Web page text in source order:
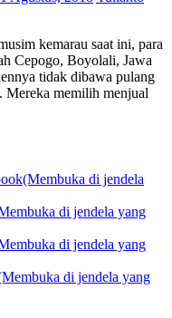
kemarau saat ini, para
Cepogo, Boyolali, Jawa
tidak dibawa pulang
Mereka memilih menjual
di jendela
di jendela yang
di jendela yang
di jendela yang